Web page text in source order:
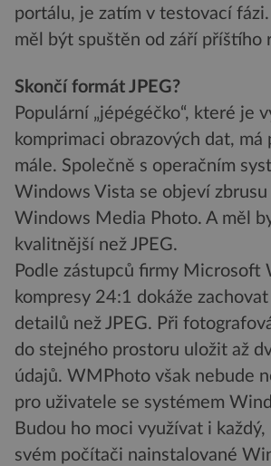
portálu, je zatím v testovací
měl být spuštěn od září příštího
Skončí formát JPEG?
Populární „jépégéčko“, které je
komprimaci obrazových dat, má
mále. Společně s operačním
Windows Vista se objeví
Windows Media Photo. A měl
kvalitnější než JPEG.
Podle zástupců firmy Microsoft
kompresy 24:1 dokáže
detailů než JPEG. Při
do stejného prostoru uložit až
údajů. WMPhoto však nebude
pro uživatele se systémem
Budou ho moci využívat i každý,
svém počítači nainstalované